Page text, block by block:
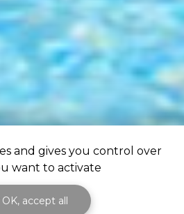
and gives you control over
want to activate
accept all